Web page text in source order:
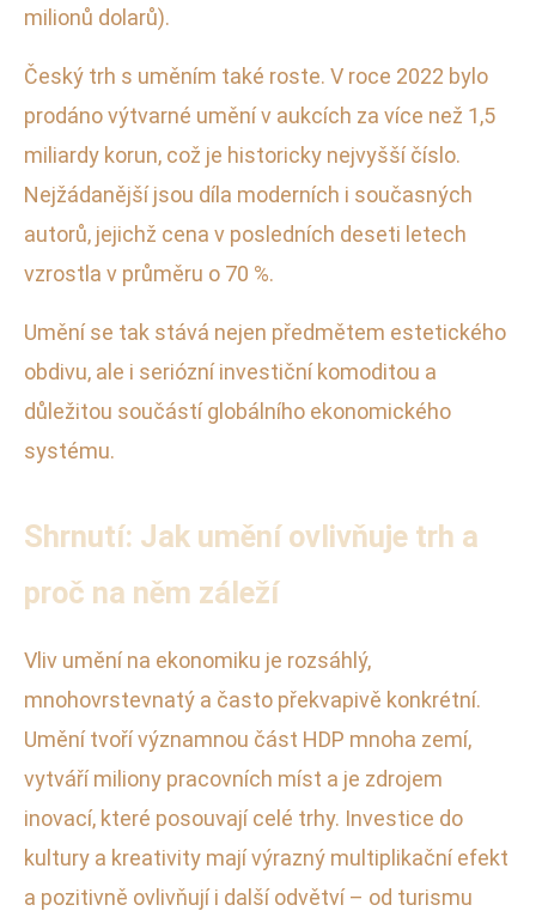
milionů dolarů).
Český trh s uměním také roste. V roce 2022 bylo
prodáno výtvarné umění v aukcích za více než 1,5
miliardy korun, což je historicky nejvyšší číslo.
Nejžádanější jsou díla moderních i současných
autorů, jejichž cena v posledních deseti letech
vzrostla v průměru o 70 %.
Umění se tak stává nejen předmětem estetického
obdivu, ale i seriózní investiční komoditou a
důležitou součástí globálního ekonomického
systému.
Shrnutí: Jak umění ovlivňuje trh a
proč na něm záleží
Vliv umění na ekonomiku je rozsáhlý,
mnohovrstevnatý a často překvapivě konkrétní.
Umění tvoří významnou část HDP mnoha zemí,
vytváří miliony pracovních míst a je zdrojem
inovací, které posouvají celé trhy. Investice do
kultury a kreativity mají výrazný multiplikační efekt
a pozitivně ovlivňují i další odvětví – od turismu